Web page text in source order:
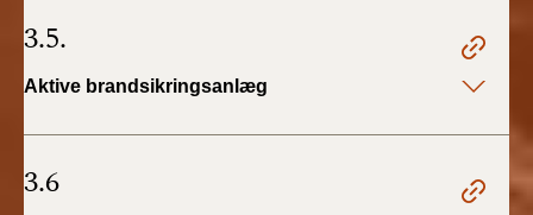
3.5.
Aktive brandsikringsanlæg
3.6